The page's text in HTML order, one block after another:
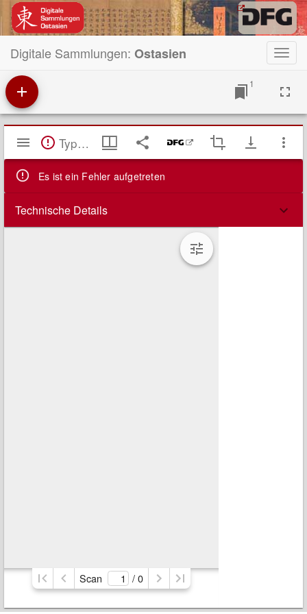
Digitale Sammlungen: Ostasien
1
Mirador
Viewer TypeError: Failed to fetch
Es ist ein Fehler aufgetreten
Technische Details
Scan / 0